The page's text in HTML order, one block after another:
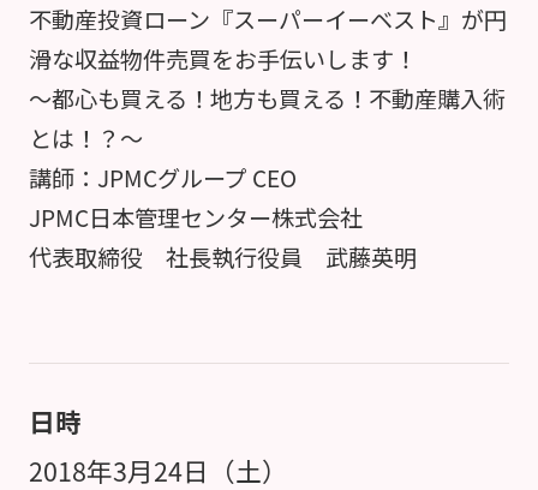
不動産投資ローン『スーパーイーベスト』が円
滑な収益物件売買をお手伝いします！
～都心も買える！地方も買える！不動産購入術
とは！？～
講師：JPMCグループ CEO
JPMC日本管理センター株式会社
代表取締役 社長執行役員 武藤英明
日時
2018年3月24日（土）